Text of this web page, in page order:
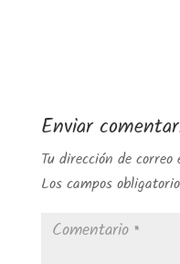
Enviar
Tu dirección de
Los campos